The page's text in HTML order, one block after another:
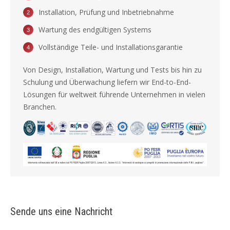
Installation, Prüfung und Inbetriebnahme
Wartung des endgültigen Systems
Vollständige Teile- und Installationsgarantie
Von Design, Installation, Wartung und Tests bis hin zu
Schulung und Überwachung liefern wir End-to-End-
Lösungen für weltweit führende Unternehmen in vielen
Branchen.
Sende uns eine Nachricht